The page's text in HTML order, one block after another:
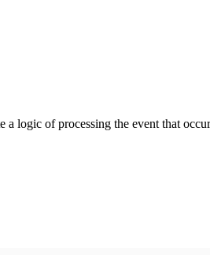
a logic of processing the event that